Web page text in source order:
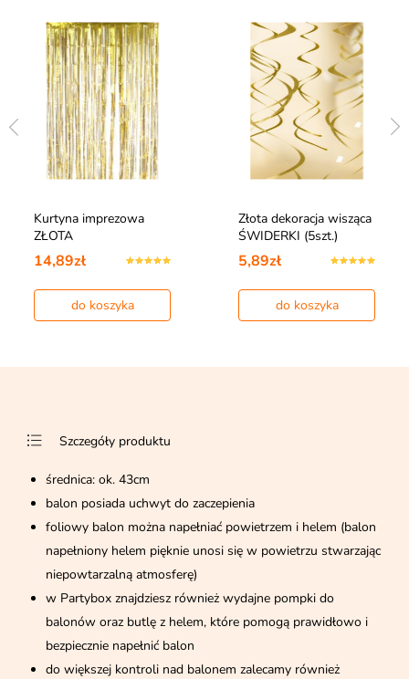
Kurtyna imprezowa
ZŁOTA
14,89zł
do koszyka
Złota dekoracja wisząca
ŚWIDERKI (5szt.)
5,89zł
do koszyka
Szczegóły produktu
średnica: ok. 43cm
balon posiada uchwyt do zaczepienia
foliowy balon można napełniać powietrzem i helem (balon
napełniony helem pięknie unosi się w powietrzu stwarzając
niepowtarzalną atmosferę)
w Partybox znajdziesz również wydajne pompki do
balonów oraz butlę z helem, które pomogą prawidłowo i
bezpiecznie napełnić balon
do większej kontroli nad balonem zalecamy również